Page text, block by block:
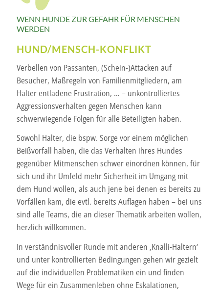
WENN HUNDE ZUR GEFAHR FÜR MENSCHEN
WERDEN
HUND/MENSCH-KONFLIKT
Verbellen von Passanten, (Schein-)Attacken auf
Besucher, Maßregeln von Familienmitgliedern, am
Halter entladene Frustration, … – unkontrolliertes
Aggressionsverhalten gegen Menschen kann
schwerwiegende Folgen für alle Beteiligten haben.
Sowohl Halter, die bspw. Sorge vor einem möglichen
Beißvorfall haben, die das Verhalten ihres Hundes
gegenüber Mitmenschen schwer einordnen können, für
sich und ihr Umfeld mehr Sicherheit im Umgang mit
dem Hund wollen, als auch jene bei denen es bereits zu
Vorfällen kam, die evtl. bereits Auflagen haben – bei uns
sind alle Teams, die an dieser Thematik arbeiten wollen,
herzlich willkommen.
In verständnisvoller Runde mit anderen ‚Knalli-Haltern‘
und unter kontrollierten Bedingungen gehen wir gezielt
auf die individuellen Problematiken ein und finden
Wege für ein Zusammenleben ohne Eskalationen,